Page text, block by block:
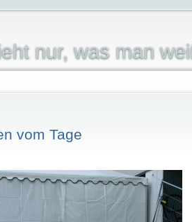
nur, was man
vom Tage